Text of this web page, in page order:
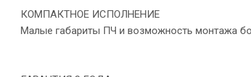
КОМПАКТНОЕ ИСПОЛНЕНИЕ
Малые габариты ПЧ и возможность монтажа